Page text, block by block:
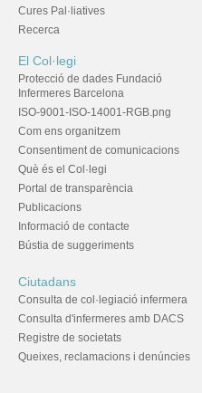
Cures Pal·liatives
Recerca
El Col·legi
Protecció de dades Fundació
Infermeres Barcelona
ISO-9001-ISO-14001-RGB.png
Com ens organitzem
Consentiment de comunicacions
Què és el Col·legi
Portal de transparència
Publicacions
Informació de contacte
Bústia de suggeriments
Ciutadans
Consulta de col·legiació infermera
Consulta d'infermeres amb DACS
Registre de societats
Queixes, reclamacions i denúncies